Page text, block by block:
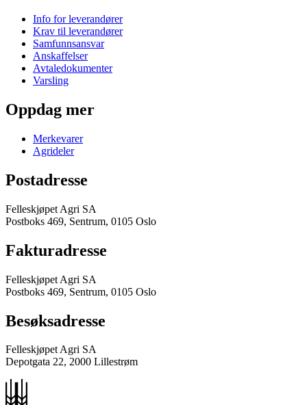
Info for leverandører
Krav til leverandører
Samfunnsansvar
Anskaffelser
Avtaledokumenter
Varsling
Oppdag mer
Merkevarer
Agrideler
Postadresse
Felleskjøpet Agri SA
Postboks 469, Sentrum, 0105 Oslo
Fakturadresse
Felleskjøpet Agri SA
Postboks 469, Sentrum, 0105 Oslo
Besøksadresse
Felleskjøpet Agri SA
Depotgata 22, 2000 Lillestrøm